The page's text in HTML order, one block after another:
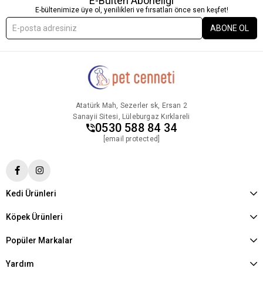
E-bültenimize üye ol, yenilikleri ve fırsatları önce sen keşfet!
ABONE OL
Atatürk Mah, Sezerler sk, Ersan 2
Sanayii Sitesi, Lüleburgaz Kırklareli
0530 588 84 34
[email protected]
Kedi Ürünleri
Köpek Ürünleri
Popüler Markalar
Yardım